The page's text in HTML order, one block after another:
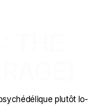
plutôt lo-